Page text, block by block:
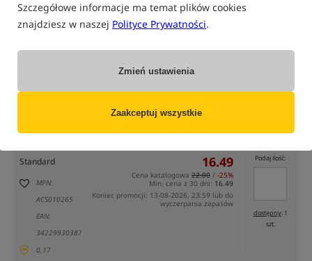
Szczegółowe informacje ma temat plików cookies
znajdziesz w naszej Polityce Prywatności.
Zmień ustawienia
Zaakceptuj wszystkie
(część opcji mogła zostać ukryta przez wybrany sposób filtrowania)
Opcja Cena PLN Ilość
Standard
MPN:
ACS010265
EAN:
3422993038735
0,17
16.49
Cena katalogowa 22.00 / -25%
Min. cena z 30 dni: 16.49
Koniec promocji: 13-08-2026, 23:59 lub do
wyczerpania zapasów
Podaj ilość:
dostępny: 1
szt.